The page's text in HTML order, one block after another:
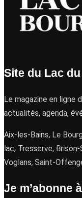
Site du Lac
Le magazine en ligne
actualités, agenda,
Aix-les-Bains, Le
lac, Tresserve,
Voglans, Saint-
Je m’abonne